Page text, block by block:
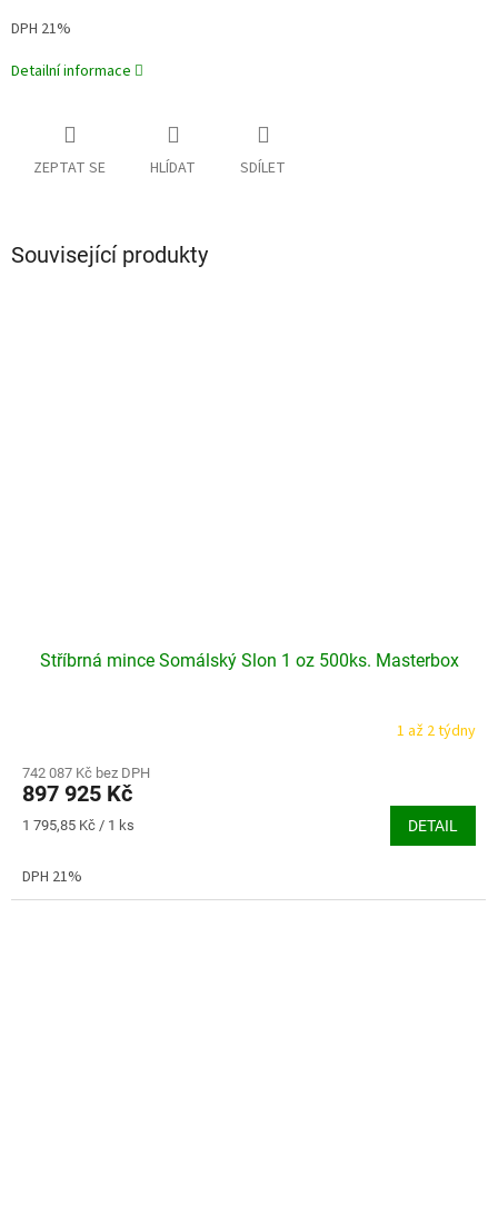
DPH 21%
Detailní informace
ZEPTAT SE HLÍDAT SDÍLET
Související produkty
Stříbrná mince Somálský Slon 1 oz 500ks. Masterbox
1 až 2 týdny
742 087 Kč bez DPH
897 925 Kč
Měrná
1 795,85 Kč / 1 ks DETAIL
DPH 21%